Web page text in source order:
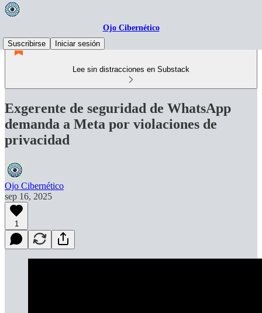
Ojo Cibernético
Suscribirse
Iniciar sesión
Lee sin distracciones en Substack
Exgerente de seguridad de WhatsApp
demanda a Meta por violaciones de
privacidad
Ojo Cibernético
sep 16, 2025
1